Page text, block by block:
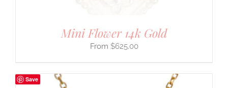
Mini Flower 14k Gold
$625.00
Save